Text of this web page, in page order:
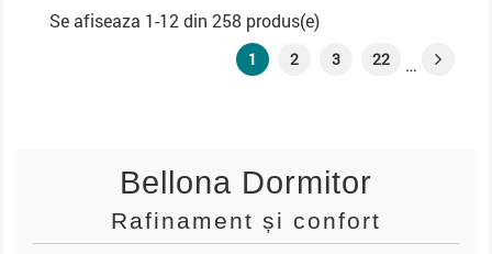
Se afiseaza 1-12 din 258 produs(e)
1 2 3 …
22
Bellona Dormitor
Rafinament și confort